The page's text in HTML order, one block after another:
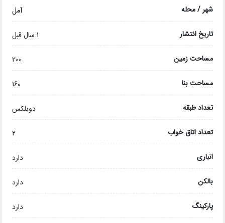
شهر / محله آمل
تاریخ انتشار 1 سال قبل
مساحت زمین 200
مساحت بنا 160
تعداد طبقه دوبلکس
تعداد اتاق خواب 2
انباری دارد
بالکن دارد
پارکینگ دارد